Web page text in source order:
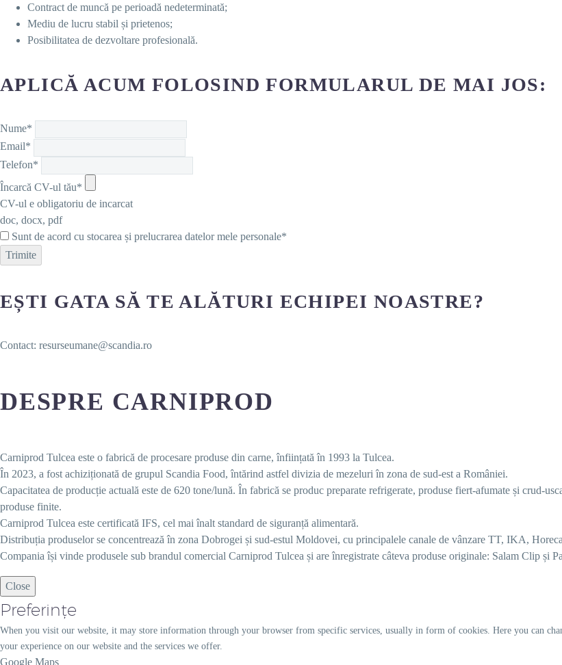
Contract de muncă pe perioadă nedeterminată;
Mediu de lucru stabil și prietenos;
Posibilitatea de dezvoltare profesională.
APLICĂ ACUM FOLOSIND FORMULARUL DE MAI JOS:
Nume*
Email*
Telefon*
Încarcă CV-ul tău*
CV-ul e obligatoriu de incarcat
doc, docx, pdf
Sunt de acord cu stocarea și prelucrarea datelor mele personale*
Trimite
EȘTI GATA SĂ TE ALĂTURI ECHIPEI NOASTRE?
Contact: resurseumane@scandia.ro
DESPRE CARNIPROD
Carniprod Tulcea este o fabrică de procesare produse din carne, înființată în 1993 la Tulcea.
În 2023, a fost achiziționată de grupul Scandia Food, întărind astfel divizia de mezeluri în zona de sud-est a României.
Capacitatea de producție actuală este de 620 tone/lună. În fabrică se produc preparate refrigerate, produse fiert-afumate și crud-
produse finite.
Carniprod Tulcea este certificată IFS, cel mai înalt standard de siguranță alimentară.
Distribuția produselor se concentrează în zona Dobrogei și sud-estul Moldovei, cu principalele canale de vânzare TT, IKA,
Compania își vinde produsele sub brandul comercial Carniprod Tulcea și are înregistrate câteva produse originale: Salam Clip și
Close
Preferințe
When you visit our website, it may store information through your browser from specific services, usually in form of cookies. Here you can
your experience on our website and the services we offer.
Google Maps